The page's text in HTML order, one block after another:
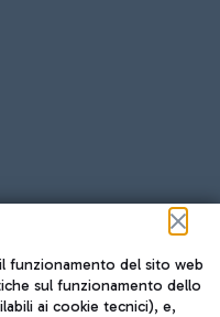
della vicinanza
spostarsi
funzionamento del sito web
sul funzionamento dello
ai cookie tecnici), e,